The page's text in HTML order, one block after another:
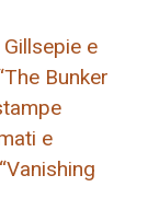
e
Bunker
e